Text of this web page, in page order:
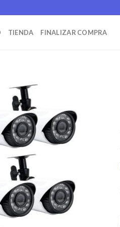
TIENDA FINALIZAR COMPRA